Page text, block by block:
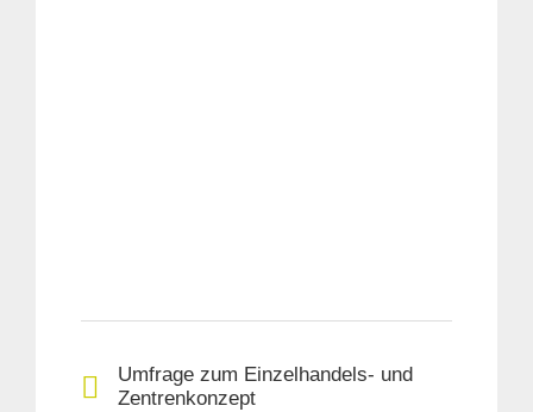
Umfrage zum Einzelhandels- und
Zentrenkonzept